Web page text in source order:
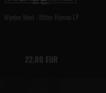
Wynter Myst - Bitter Hymns LP
22,00 EUR